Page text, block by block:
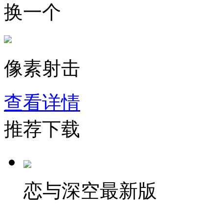
换一个
像素射击
查看详情
推荐下载
恋与深空最新版